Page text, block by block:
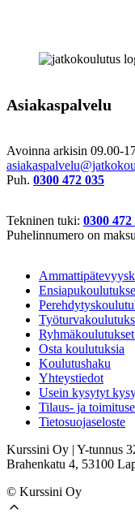
Asiakaspalvelu
Avoinna arkisin 09.00-
Puh. 0300 472 035
Tekninen tuki: 0300 472
Puhelinnumero on
Osta koulutuksia
Koulutushaku
Yhteystiedot
Usein kysytyt
Tilaus- ja
Tietosuojaseloste
Kurssini Oy | Y-tunnus
Brahenkatu 4, 53100
© Kurssini Oyllms.txt